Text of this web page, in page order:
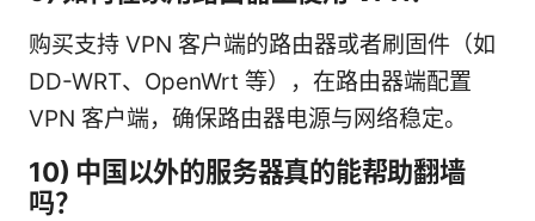
购买支持 VPN 客户端的路由器或者刷固件（如
DD-WRT、OpenWrt 等），在路由器端配置
VPN 客户端，确保路由器电源与网络稳定。
10) 中国以外的服务器真的能帮助翻墙
吗？